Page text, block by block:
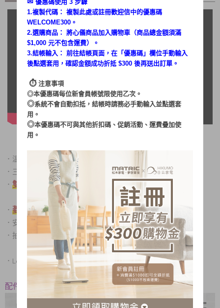
． 溫控安全保護裝置，使用安全又放心
． 三段火力選擇讓烘烤更方便 (上火、下火、全開)
． 雙層加高，食材烘焙更加有彈性
． 菱格背板，有效提升內部熱能反射，增加烘烤均勻度
． 安心便利的1-15分鐘定時功能
． 抽取式集屑盤，清潔好省力
． Low-E 強化隔熱玻璃門，隔絕熱能、溫度不流失
配件：烤盤×1個、烤網×1個、集屑盤×1個
優惠碼使用 3 步驟
1.複製代碼： 複製此處或註冊歡迎信中的優惠碼
WELCOME300。
2.選購商品： 將心儀商品加入購物車（商品總金額須滿
$1,000 元不包含運費）。
3.結帳輸入： 前往結帳頁面，在「優惠碼 」欄位手動輸入
後點選套用，確認金額成功折抵 $300 後再送出訂單。
⏱︎ 注意事項
◎本優惠碼每位新會員帳號限使用乙次。
◎系統不會自動扣抵，結帳時請務必手動輸入並點選套
用。
◎本優惠碼不可與其他折扣碼、促銷活動、運費疊加使
用。